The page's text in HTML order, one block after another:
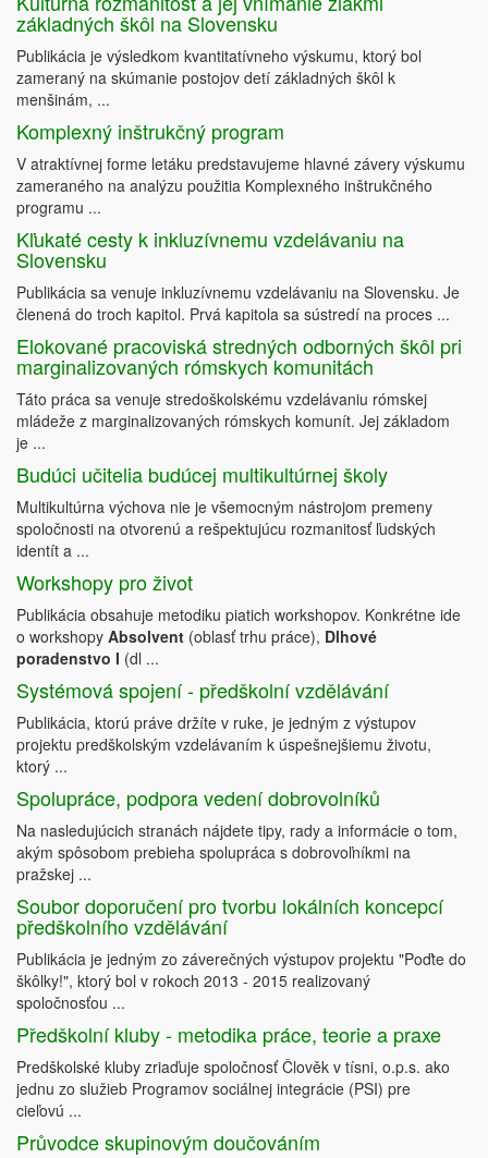
základných škôl na Slovensku
Publikácia je výsledkom kvantitatívneho výskumu, ktorý bol
zameraný na skúmanie postojov detí základných škôl k
menšinám, ...
Komplexný inštrukčný program
V atraktívnej forme letáku predstavujeme hlavné závery výskumu
zameraného na analýzu použitia Komplexného inštrukčného
programu ...
Kľukaté cesty k inkluzívnemu vzdelávaniu na
Slovensku
Publikácia sa venuje inkluzívnemu vzdelávaniu na Slovensku. Je
členená do troch kapitol. Prvá kapitola sa sústredí na proces ...
Elokované pracoviská stredných odborných škôl pri
marginalizovaných rómskych komunitách
Táto práca sa venuje stredoškolskému vzdelávaniu rómskej
mládeže z marginalizovaných rómskych komunít. Jej základom
je ...
Budúci učitelia budúcej multikultúrnej školy
Multikultúrna výchova nie je všemocným nástrojom premeny
spoločnosti na otvorenú a rešpektujúcu rozmanitosť ľudských
identít a ...
Workshopy pro život
Publikácia obsahuje metodiku piatich workshopov. Konkrétne ide
o workshopy Absolvent (oblasť trhu práce), Dlhové
poradenstvo I (dl ...
Systémová spojení - předškolní vzdělávání
Publikácia, ktorú práve držíte v ruke, je jedným z výstupov
projektu predškolským vzdelávaním k úspešnejšiemu životu,
ktorý ...
Spolupráce, podpora vedení dobrovolníků
Na nasledujúcich stranách nájdete tipy, rady a informácie o tom,
akým spôsobom prebieha spolupráca s dobrovoľníkmi na
pražskej ...
Soubor doporučení pro tvorbu lokálních koncepcí
předškolního vzdělávání
Publikácia je jedným zo záverečných výstupov projektu "Poďte do
škôlky!", ktorý bol v rokoch 2013 - 2015 realizovaný
spoločnosťou ...
Předškolní kluby - metodika práce, teorie a praxe
Predškolské kluby zriaďuje spoločnosť Člověk v tísni, o.p.s. ako
jednu zo služieb Programov sociálnej integrácie (PSI) pre
cieľovú ...
Průvodce skupinovým doučováním